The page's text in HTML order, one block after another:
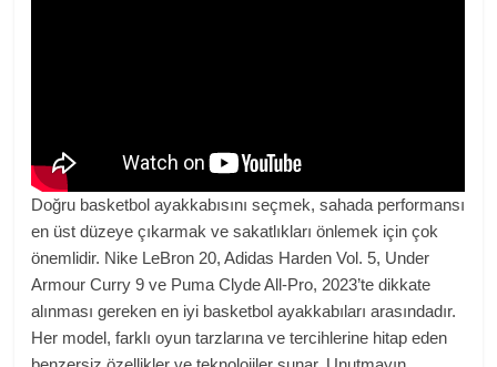
Doğru basketbol ayakkabısını seçmek, sahada performansı
en üst düzeye çıkarmak ve sakatlıkları önlemek için çok
önemlidir. Nike LeBron 20, Adidas Harden Vol. 5, Under
Armour Curry 9 ve Puma Clyde All-Pro, 2023’te dikkate
alınması gereken en iyi basketbol ayakkabıları arasındadır.
Her model, farklı oyun tarzlarına ve tercihlerine hitap eden